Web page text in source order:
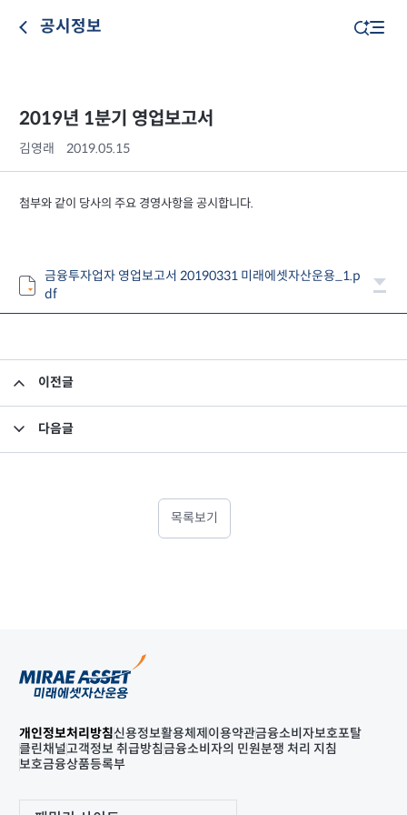
공시정보
2019년 1분기 영업보고서
김영래 2019.05.15
첨부와 같이 당사의 주요 경영사항을 공시합니다.
금융투자업자 영업보고서 20190331 미래에셋자산운용_1.p
df
이전글
다음글
목록보기
개인정보처리방침신용정보활용체제 이용약관금융소비자보호포탈
클린채널고객정보 취급방침금융소비자의 민원분쟁 처리 지침
보호금융상품등록부